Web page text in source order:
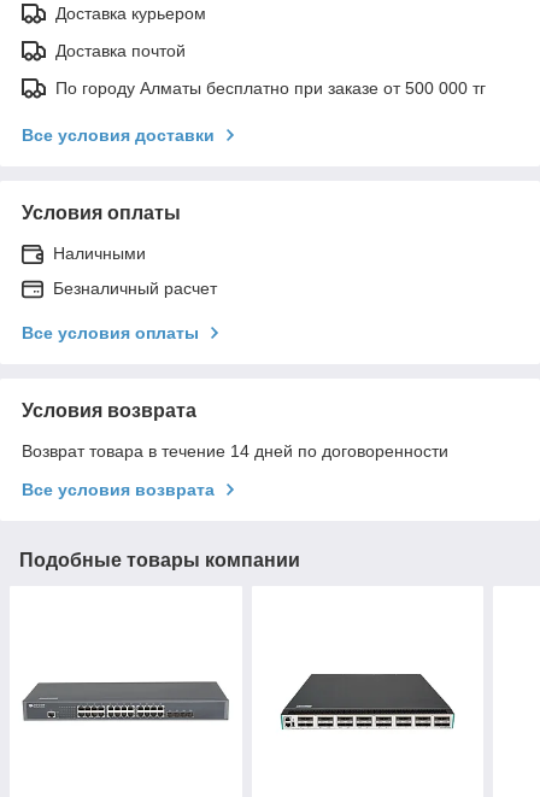
Доставка курьером
Доставка почтой
По городу Алматы бесплатно при заказе от 500 000 тг
Все условия доставки
Условия оплаты
Наличными
Безналичный расчет
Все условия оплаты
Условия возврата
Возврат товара в течение 14 дней по договоренности
Все условия возврата
Подобные товары компании